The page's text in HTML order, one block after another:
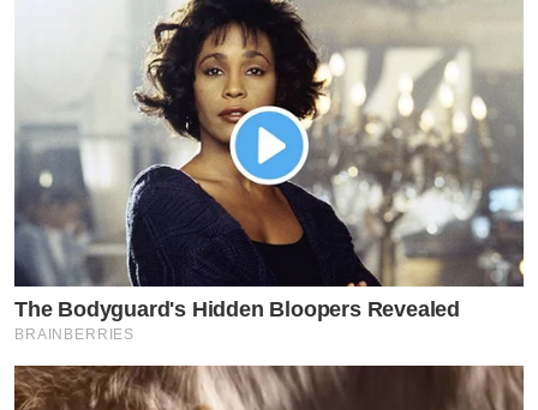
The Bodyguard's Hidden Bloopers Revealed
BRAINBERRIES